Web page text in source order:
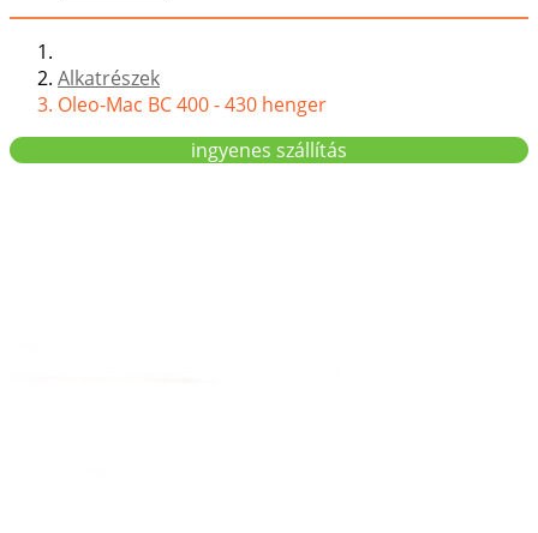
Alkatrészek
Oleo-Mac BC 400 - 430 henger
ingyenes szállítás